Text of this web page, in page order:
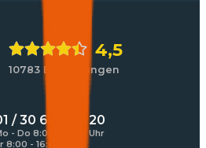
4,5
10783 Bewertungen
/ 30 60 900 20
- Do 8:00 - 17:00 Uhr
8:00 - 16:00 Uhr